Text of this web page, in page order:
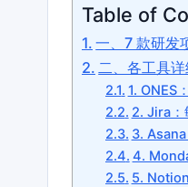
Table of
一、7 款研发
二、各工具
1. ONES
2. Jira：
3.
4.
5.